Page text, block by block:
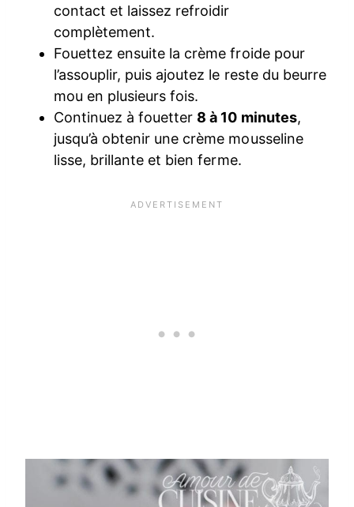
contact et laissez refroidir
complètement.
Fouettez ensuite la crème froide pour
l’assouplir, puis ajoutez le reste du beurre
mou en plusieurs fois.
Continuez à fouetter 8 à 10 minutes,
jusqu’à obtenir une crème mousseline
lisse, brillante et bien ferme.